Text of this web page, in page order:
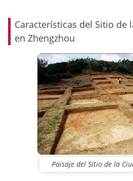
Características del Sitio de
en Zhengzhou
Paisaje del Sitio de la